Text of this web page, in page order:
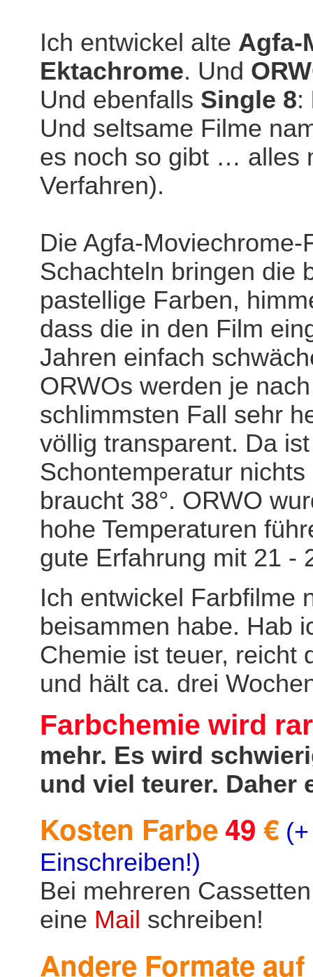
Ich entwickel alte Agfa-
Ektachrome. Und
Und ebenfalls Single 8:
Und seltsame Filme
es noch so gibt … alles
Verfahren).
Die Agfa-
Schachteln bringen die
pastellige Farben,
dass die in den Film
Jahren einfach
ORWOs werden je
schlimmsten Fall sehr
völlig transparent. Da
Schontemperatur
braucht 38°. ORWO
hohe Temperaturen
gute Erfahrung mit 21 -
Ich entwickel Farbfilme
beisammen habe. Hab
Chemie ist teuer, reicht
und hält ca. drei
Farbchemie wird
mehr. Es wird
und viel teurer. Daher
Kosten Farbe49 €
Einschreiben!)
Bei mehreren
eine Mail schreiben!
Andere Formate